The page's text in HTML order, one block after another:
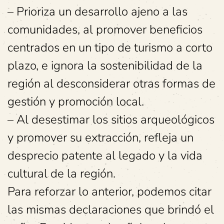
– Prioriza un desarrollo ajeno a las
comunidades, al promover beneficios
centrados en un tipo de turismo a corto
plazo, e ignora la sostenibilidad de la
región al desconsiderar otras formas de
gestión y promoción local.
– Al desestimar los sitios arqueológicos
y promover su extracción, refleja un
desprecio patente al legado y la vida
cultural de la región.
Para reforzar lo anterior, podemos citar
las mismas declaraciones que brindó el